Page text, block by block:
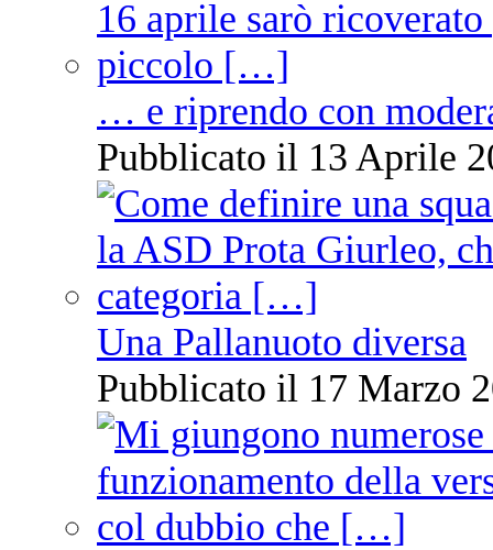
… e riprendo con
Pubblicato il 13 Aprile
Una Pallanuoto diversa
Pubblicato il 17 Marzo